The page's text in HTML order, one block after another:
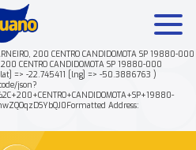
200 CENTRO CANDIDOMOTA SP 19880-000
CENTRO CANDIDOMOTA SP 19880-000
[lat] => -22.745411 [lng] => -50.3886763 )
json?
Address:
Minuano Rende +